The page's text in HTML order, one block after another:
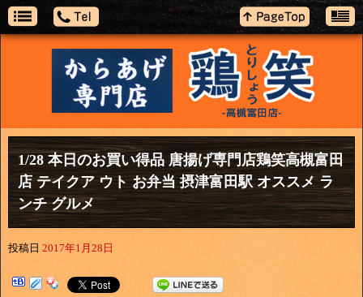
1/28 本日のお買い得品 唐揚げ専門店鶏笑高槻富田
店 テイクア ウト お弁当 摂津富田駅 オススメ ラ
ンチ グルメ
投稿日 2017年1月28日